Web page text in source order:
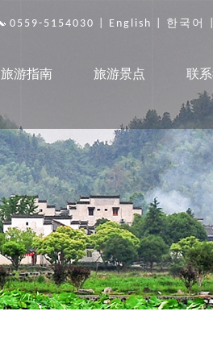
0559-5154030 | English 한국어
旅游指南 旅游景点 联